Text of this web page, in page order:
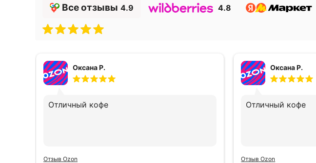
Все отзывы 4.9 4.8
Оксана Р.
Отличный кофе
Отзыв Ozon
Оксана Р.
Отличный кофе
Отзыв Ozon